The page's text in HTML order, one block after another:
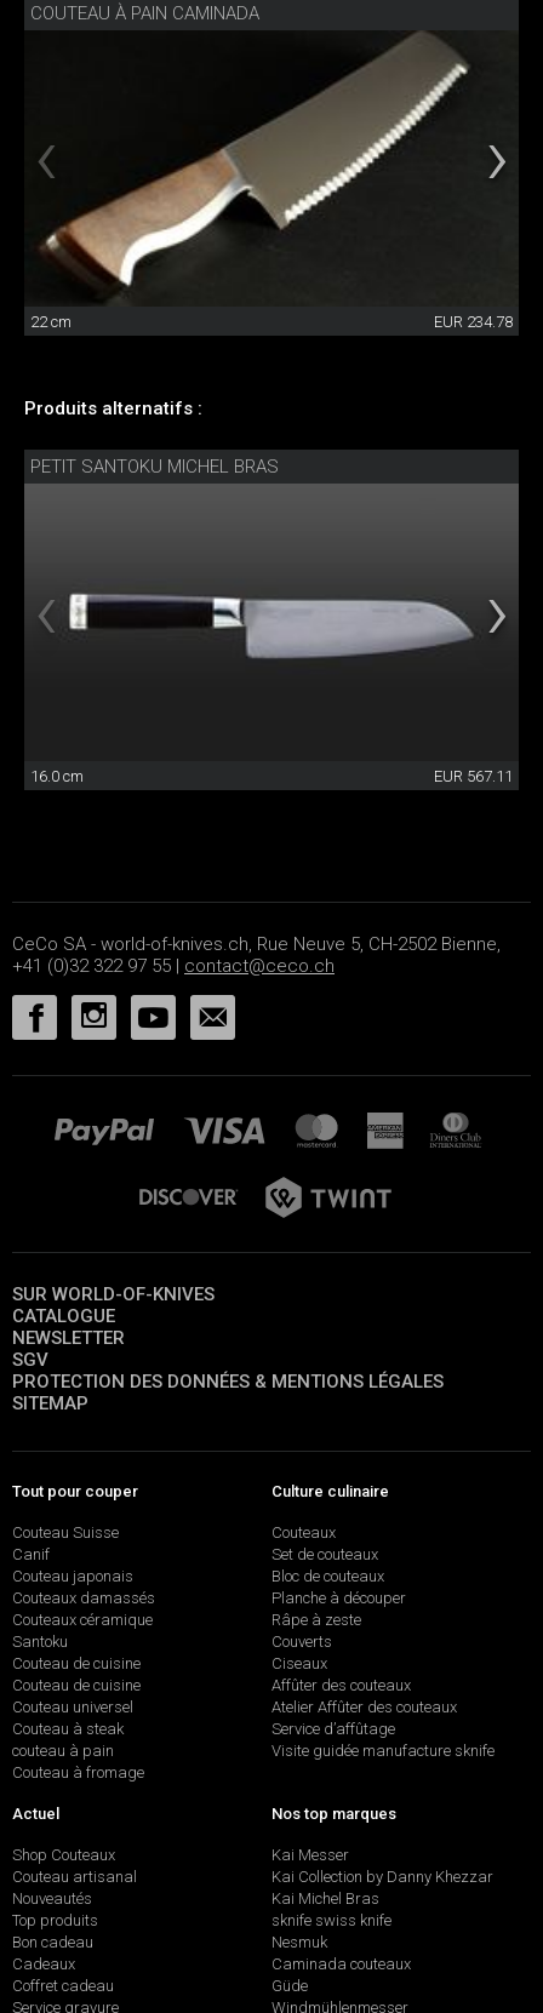
COUTEAU À PAIN CAMINADA
22 cm EUR 234.78
Produits alternatifs :
PETIT SANTOKU MICHEL BRAS
16.0 cm EUR 567.11
CeCo SA - world-of-knives.ch, Rue Neuve 5, CH-2502 Bienne,
+41 (0)32 322 97 55 | contact@ceco.ch
SUR WORLD-OF-KNIVES
CATALOGUE
NEWSLETTER
SGV
PROTECTION DES DONNÉES & MENTIONS LÉGALES
SITEMAP
Tout pour couper
Couteau Suisse
Canif
Couteau japonais
Couteaux damassés
Couteaux céramique
Santoku
Couteau de cuisine
Couteau de cuisine
Couteau universel
Couteau à steak
couteau à pain
Couteau à fromage
Culture culinaire
Couteaux
Set de couteaux
Bloc de couteaux
Planche à découper
Râpe à zeste
Couverts
Ciseaux
Affûter des couteaux
Atelier Affûter des couteaux
Service d’affûtage
Visite guidée manufacture sknife
Actuel
Shop Couteaux
Couteau artisanal
Nouveautés
Top produits
Bon cadeau
Cadeaux
Coffret cadeau
Service gravure
Nos top marques
Kai Messer
Kai Collection by Danny Khezzar
Kai Michel Bras
sknife swiss knife
Nesmuk
Caminada couteaux
Güde
Windmühlenmesser